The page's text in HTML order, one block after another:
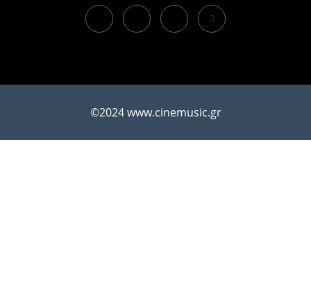
©2024 www.cinemusic.gr